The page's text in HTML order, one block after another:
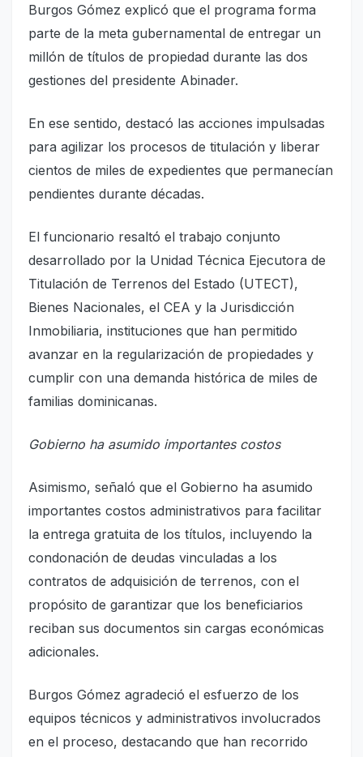
Burgos Gómez explicó que el programa forma
parte de la meta gubernamental de entregar un
millón de títulos de propiedad durante las dos
gestiones del presidente Abinader.
En ese sentido, destacó las acciones impulsadas
para agilizar los procesos de titulación y liberar
cientos de miles de expedientes que permanecían
pendientes durante décadas.
El funcionario resaltó el trabajo conjunto
desarrollado por la Unidad Técnica Ejecutora de
Titulación de Terrenos del Estado (UTECT),
Bienes Nacionales, el CEA y la Jurisdicción
Inmobiliaria, instituciones que han permitido
avanzar en la regularización de propiedades y
cumplir con una demanda histórica de miles de
familias dominicanas.
Gobierno ha asumido importantes costos
Asimismo, señaló que el Gobierno ha asumido
importantes costos administrativos para facilitar
la entrega gratuita de los títulos, incluyendo la
condonación de deudas vinculadas a los
contratos de adquisición de terrenos, con el
propósito de garantizar que los beneficiarios
reciban sus documentos sin cargas económicas
adicionales.
Burgos Gómez agradeció el esfuerzo de los
equipos técnicos y administrativos involucrados
en el proceso, destacando que han recorrido